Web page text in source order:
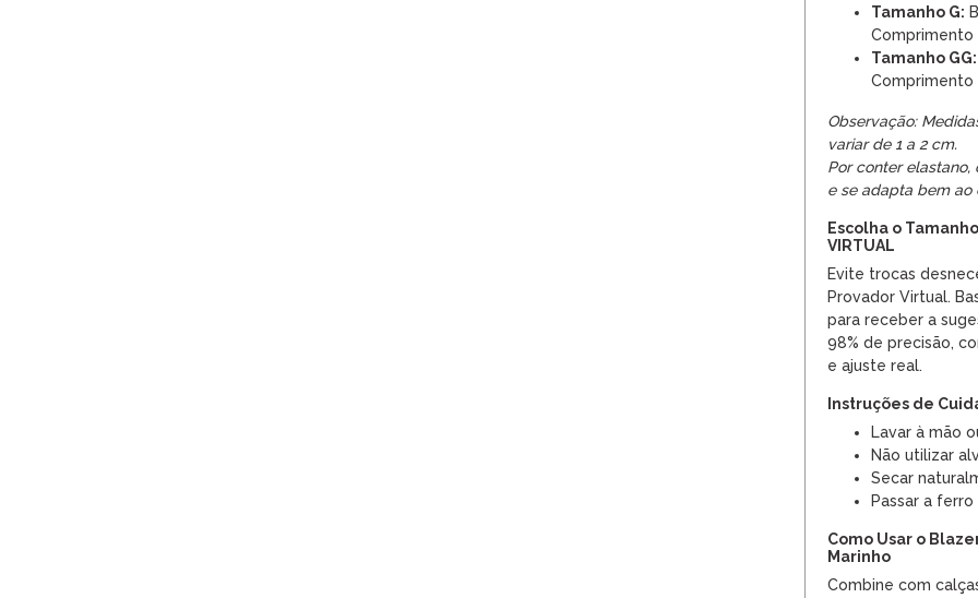
Tamanho G:
Comprimento
Tamanho GG:
Comprimento
Observação:
variar de 1 a 2 cm.
Por conter
e se adapta bem ao
Escolha o
VIRTUAL
Evite trocas
Provador Virtual.
para receber a
98% de precisão,
e ajuste real.
Instruções de
Lavar à mão
Não utilizar
Secar
Passar a
Como Usar o
Marinho
Combine com